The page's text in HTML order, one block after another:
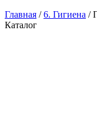
Главная /6. Гигиена /
Каталог